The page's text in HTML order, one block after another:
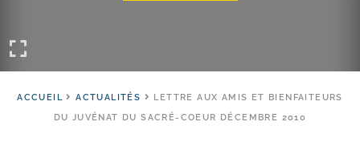
ACCUEIL ACTUALITÉS
LETTRE AUX AMIS ET BIENFAITEURS
DU JUVÉNAT DU SACRÉ-​COEUR DÉCEMBRE 2010